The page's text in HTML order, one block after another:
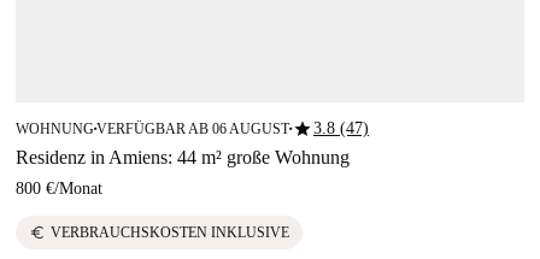
WOHNUNG■VERFÜGBAR AB 06 AUGUST■star3.8 (47)
Residenz in Amiens: 44 m² große Wohnung
800 €/Monat
euro VERBRAUCHSKOSTEN INKLUSIVE